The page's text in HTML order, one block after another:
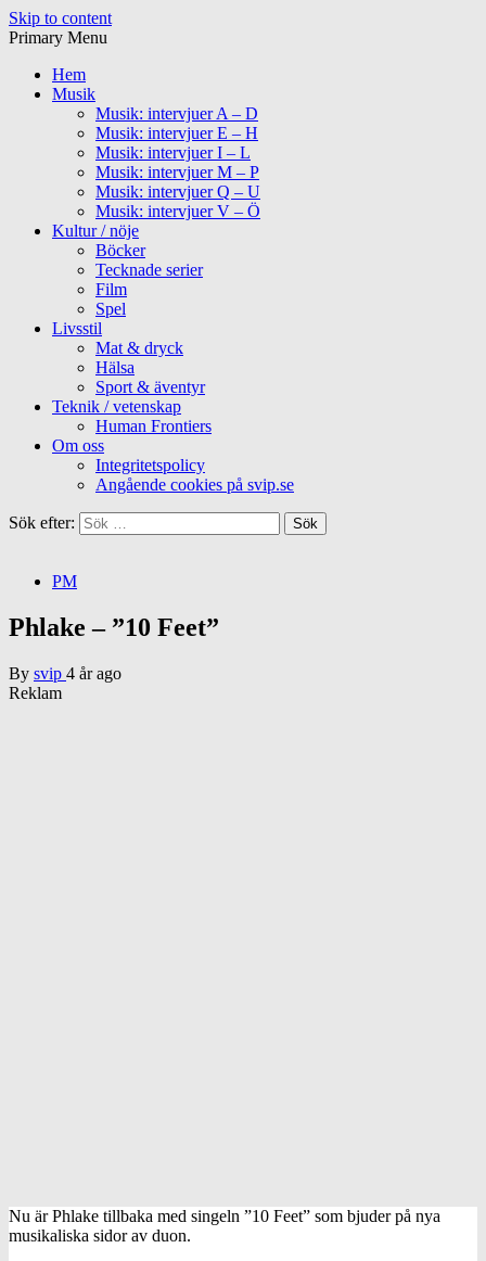
Skip to content
Primary Menu
Hem
Musik
Musik: intervjuer A – D
Musik: intervjuer E – H
Musik: intervjuer I – L
Musik: intervjuer M – P
Musik: intervjuer Q – U
Musik: intervjuer V – Ö
Kultur / nöje
Böcker
Tecknade serier
Film
Spel
Livsstil
Mat & dryck
Hälsa
Sport & äventyr
Teknik / vetenskap
Human Frontiers
Om oss
Integritetspolicy
Angående cookies på svip.se
Sök efter:
PM
Phlake – ”10 Feet”
By svip 4 år ago
Reklam
Nu är Phlake tillbaka med singeln ”10 Feet” som bjuder på nya
musikaliska sidor av duon.